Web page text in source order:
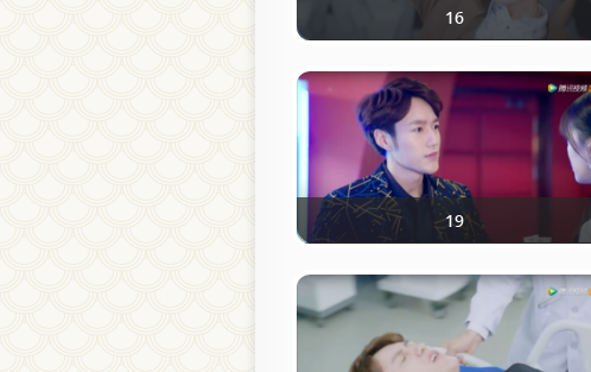
16
19